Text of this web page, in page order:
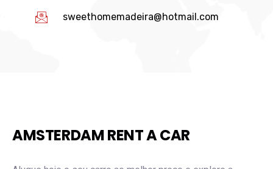
sweethomemadeira@hotmail.com
AMSTERDAM RENT A CAR